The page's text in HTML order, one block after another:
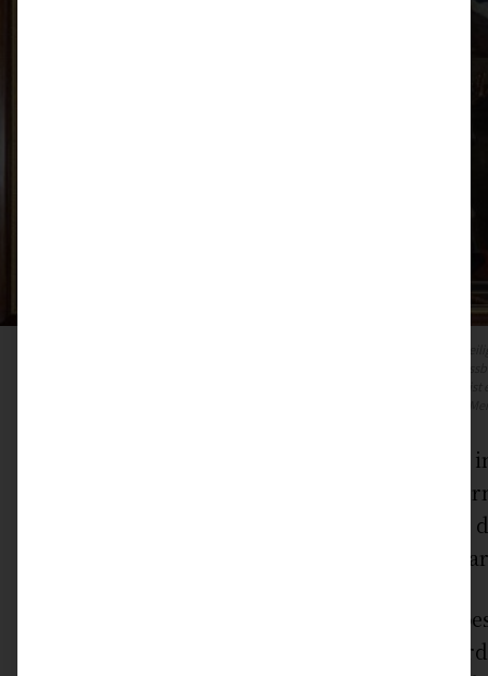
Was eigentlich in uns brennen sollte, um es
Gegensatz nämlich zu Weihnachten und
es knapp 50 Tage nach der Auferstehung
Heiligen Geist das Heft in die Hand nehmen
Nun liegt es an armen Sterblichen die
einzigartige Auftrag fordert, aber er